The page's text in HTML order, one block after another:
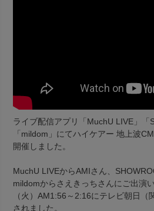
ライブ配信アプリ「MuchU LIVE」「
「mildom」にてハイケアー 地上波
開催しました。
MuchU LIVEからAMIさん、
mildomからさえきっちさんにご出演
（火）AM1:56～2:16にテレビ朝日（
されました。